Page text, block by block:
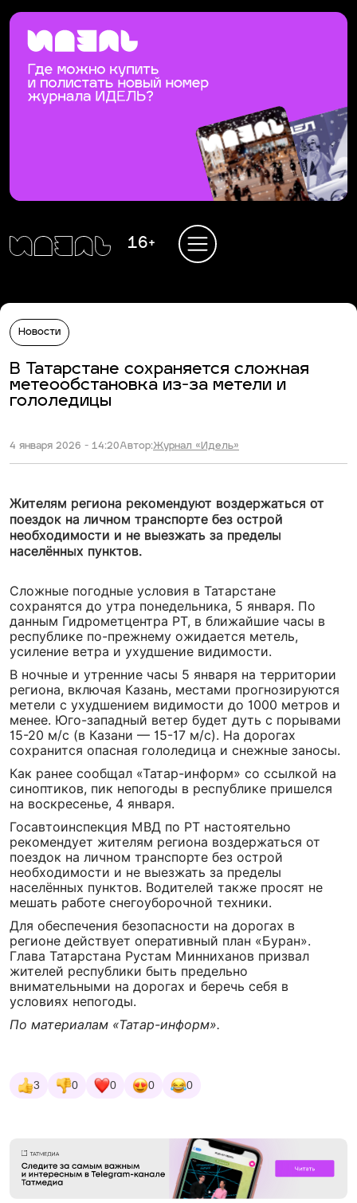
16+
Новости
В Татарстане сохраняется сложная
метеообстановка из-за метели и
гололедицы
4 января 2026 - 14:20Автор:Журнал «Идель»
Жителям региона рекомендуют воздержаться от
поездок на личном транспорте без острой
необходимости и не выезжать за пределы
населённых пунктов.
Сложные погодные условия в Татарстане
сохранятся до утра понедельника, 5 января. По
данным Гидрометцентра РТ, в ближайшие часы в
республике по-прежнему ожидается метель,
усиление ветра и ухудшение видимости.
В ночные и утренние часы 5 января на территории
региона, включая Казань, местами прогнозируются
метели с ухудшением видимости до 1000 метров и
менее. Юго-западный ветер будет дуть с порывами
15-20 м/с (в Казани — 15-17 м/с). На дорогах
сохранится опасная гололедица и снежные заносы.
Как ранее сообщал «Татар-информ» со ссылкой на
синоптиков, пик непогоды в республике пришелся
на воскресенье, 4 января.
Госавтоинспекция МВД по РТ настоятельно
рекомендует жителям региона воздержаться от
поездок на личном транспорте без острой
необходимости и не выезжать за пределы
населённых пунктов. Водителей также просят не
мешать работе снегоуборочной техники.
Для обеспечения безопасности на дорогах в
регионе действует оперативный план «Буран».
Глава Татарстана Рустам Минниханов призвал
жителей республики быть предельно
внимательными на дорогах и беречь себя в
условиях непогоды.
По материалам «Татар-информ».
3 0 0 0 0